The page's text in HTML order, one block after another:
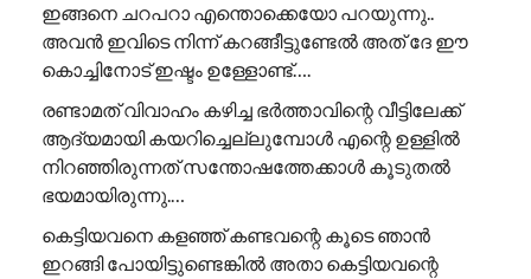
ഇങ്ങനെ ചറപറാ എന്തൊക്കെയോ പറയുന്നു..
അവൻ ഇവിടെ നിന്ന് കറങ്ങീട്ടുണ്ടേൽ അത് ദേ ഈ
കൊച്ചിനോട് ഇഷ്ടം ഉള്ളോണ്ട്….
രണ്ടാമത് വിവാഹം കഴിച്ച ഭർത്താവിന്റെ വീട്ടിലേക്ക്
ആദ്യമായി കയറിച്ചെല്ലുമ്പോൾ എന്റെ ഉള്ളിൽ
നിറഞ്ഞിരുന്നത് സന്തോഷത്തേക്കാൾ കൂടുതൽ
ഭയമായിരുന്നു.…
കെട്ടിയവനെ കളഞ്ഞ് കണ്ടവന്റെ കൂടെ ഞാൻ
ഇറങ്ങി പോയിട്ടുണ്ടെങ്കിൽ അതാ കെട്ടിയവന്റെ